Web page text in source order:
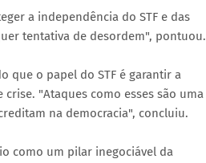
a independência do STF e das
tentativa de desordem", pontuou.
que o papel do STF é garantir a
"Ataques como esses são uma
na democracia", concluiu.
como um pilar inegociável da